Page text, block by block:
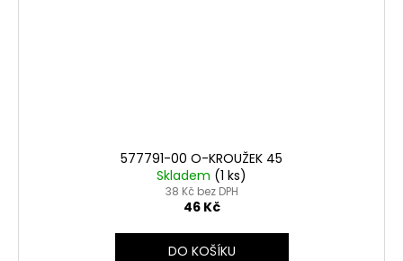
577791-00 O-KROUŽEK 45
Skladem (1 ks)
38 Kč bez DPH
46 Kč
DO KOŠÍKU